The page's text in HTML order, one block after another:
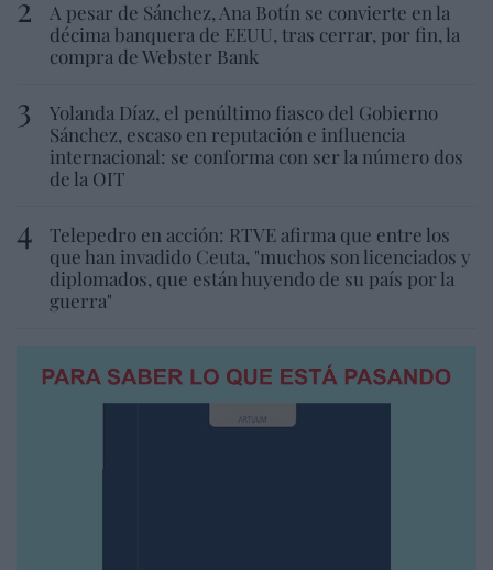
A pesar de Sánchez, Ana Botín se convierte en la
décima banquera de EEUU, tras cerrar, por fin, la
compra de Webster Bank
Yolanda Díaz, el penúltimo fiasco del Gobierno
Sánchez, escaso en reputación e influencia
internacional: se conforma con ser la número dos
de la OIT
Telepedro en acción: RTVE afirma que entre los
que han invadido Ceuta, "muchos son licenciados y
diplomados, que están huyendo de su país por la
guerra"